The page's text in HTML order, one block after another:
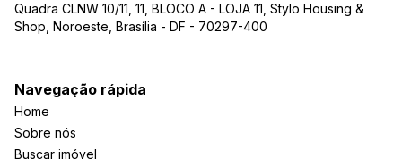
Quadra CLNW 10/11, 11, BLOCO A - LOJA 11, Stylo Housing &
Shop, Noroeste, Brasília - DF - 70297-400
Navegação rápida
Home
Sobre nós
Buscar imóvel